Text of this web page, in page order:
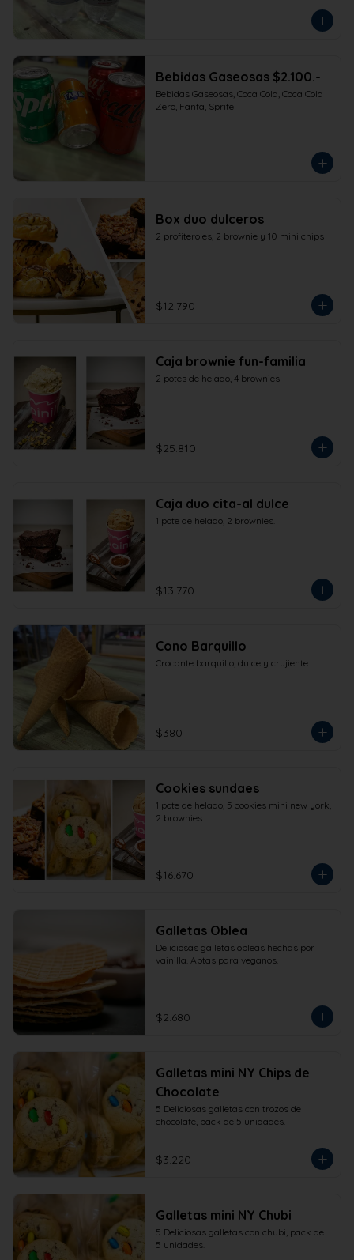
Bebidas Gaseosas $2.100.-
Bebidas Gaseosas, Coca Cola, Coca Cola
Zero, Fanta, Sprite
Box duo dulceros
2 profiteroles, 2 brownie y 10 mini chips
$12.790
Caja brownie fun-familia
2 potes de helado, 4 brownies
$25.810
Caja duo cita-al dulce
1 pote de helado, 2 brownies.
$13.770
Cono Barquillo
Crocante barquillo, dulce y crujiente
$380
Cookies sundaes
1 pote de helado, 5 cookies mini new york,
2 brownies.
$16.670
Galletas Oblea
Deliciosas galletas obleas hechas por
vainilla. Aptas para veganos.
$2.680
Galletas mini NY Chips de
Chocolate
5 Deliciosas galletas con trozos de
chocolate, pack de 5 unidades.
$3.220
Galletas mini NY Chubi
5 Deliciosas galletas con chubi, pack de
5 unidades.